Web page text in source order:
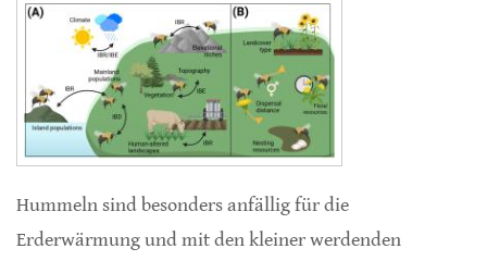
Hummeln sind besonders anfällig für die
Erderwärmung und mit den kleiner werdenden